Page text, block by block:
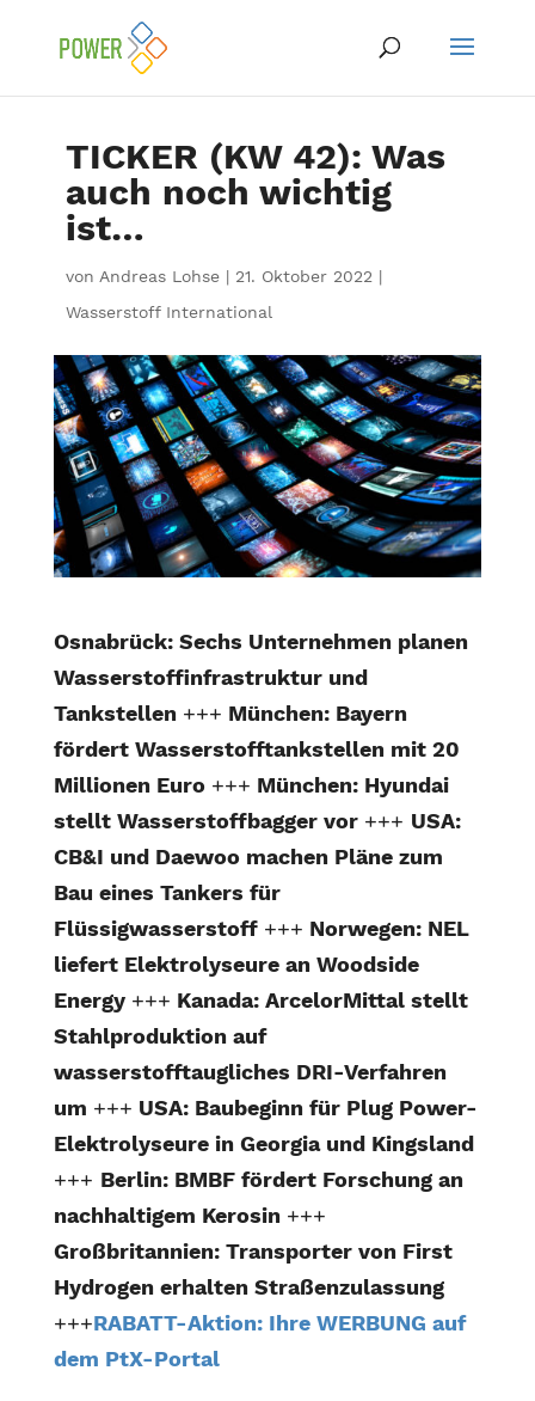
TICKER (KW 42): Was
auch noch wichtig
ist…
von Andreas Lohse| 21. Oktober 2022 |
Wasserstoff International
Osnabrück: Sechs Unternehmen planen
Wasserstoffinfrastruktur und
Tankstellen +++ München: Bayern
fördert Wasserstofftankstellen mit 20
Millionen Euro +++ München: Hyundai
stellt Wasserstoffbagger vor +++ USA:
CB&I und Daewoo machen Pläne zum
Bau eines Tankers für
Flüssigwasserstoff +++ Norwegen: NEL
liefert Elektrolyseure an Woodside
Energy +++ Kanada: ArcelorMittal stellt
Stahlproduktion auf
wasserstofftaugliches DRI-Verfahren
um +++ USA: Baubeginn für Plug Power-
Elektrolyseure in Georgia und Kingsland
+++ Berlin: BMBF fördert Forschung an
nachhaltigem Kerosin +++
Großbritannien: Transporter von First
Hydrogen erhalten Straßenzulassung
+++RABATT-Aktion: Ihre WERBUNG auf
dem PtX-Portal